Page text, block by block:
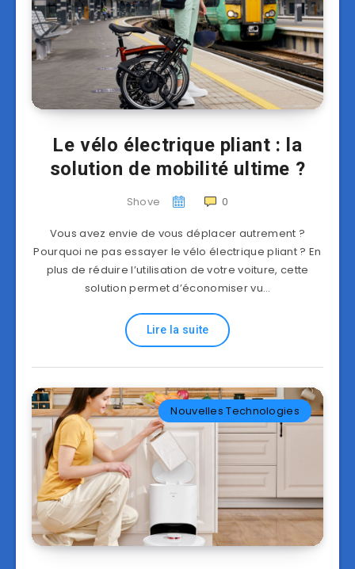
Le vélo électrique pliant : la
solution de mobilité ultime ?
Shove 0
Vous avez envie de vous déplacer autrement ?
Pourquoi ne pas essayer le vélo électrique pliant ? En
plus de réduire l’utilisation de votre voiture, cette
solution permet d’économiser vu…
Lire la suite
Nouvelles Technologies